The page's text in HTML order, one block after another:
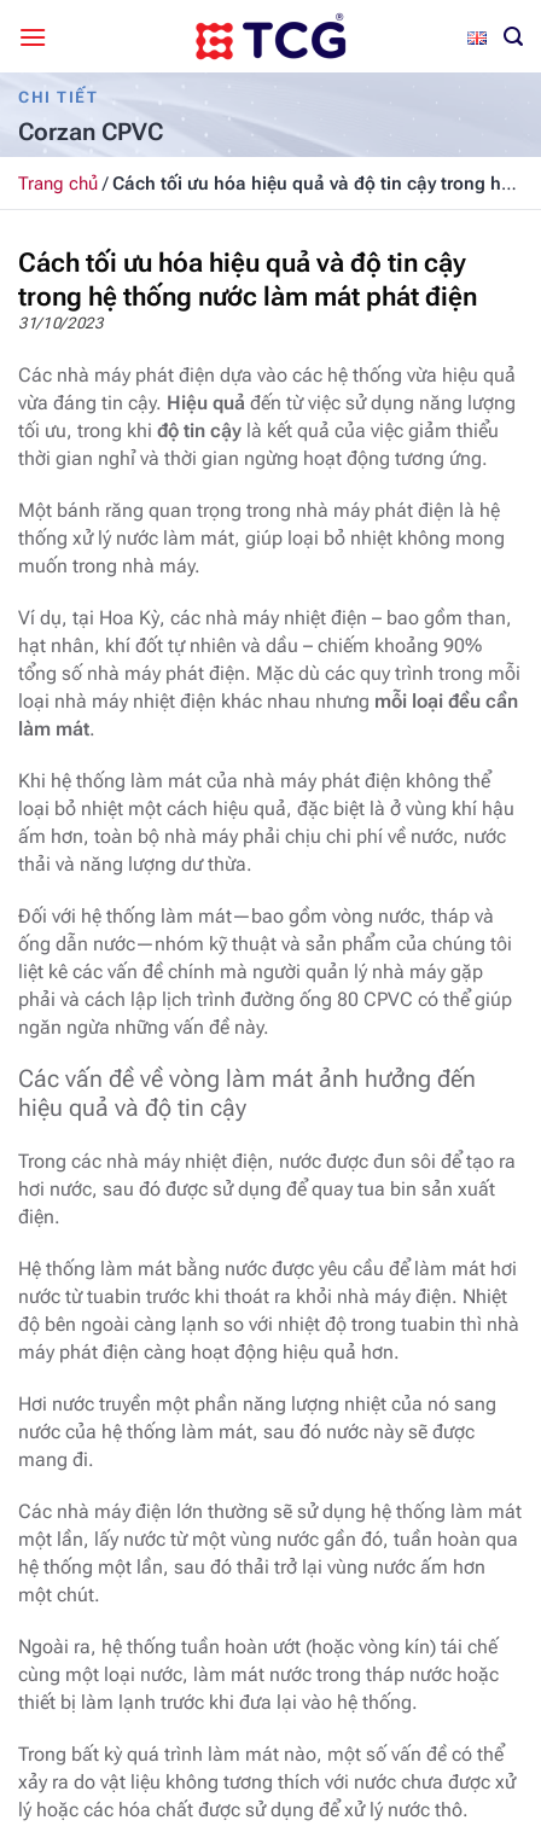
qua
nội
dungCHI TIẾT
Corzan CPVC
Trang chủ/Cách tối ưu hóa hiệu quả và độ tin cậy trong hệ
thống nước làm mát phát điện
Cách tối ưu hóa hiệu quả và độ tin cậy
trong hệ thống nước làm mát phát điện
31/10/2023
Các nhà máy phát điện dựa vào các hệ thống vừa hiệu quả
vừa đáng tin cậy. Hiệu quả đến từ việc sử dụng năng lượng
tối ưu, trong khi độ tin cậy là kết quả của việc giảm thiểu
thời gian nghỉ và thời gian ngừng hoạt động tương ứng.
Một bánh răng quan trọng trong nhà máy phát điện là hệ
thống xử lý nước làm mát, giúp loại bỏ nhiệt không mong
muốn trong nhà máy.
Ví dụ, tại Hoa Kỳ, các nhà máy nhiệt điện – bao gồm than,
hạt nhân, khí đốt tự nhiên và dầu – chiếm khoảng 90%
tổng số nhà máy phát điện. Mặc dù các quy trình trong mỗi
loại nhà máy nhiệt điện khác nhau nhưng mỗi loại đều cần
làm mát.
Khi hệ thống làm mát của nhà máy phát điện không thể
loại bỏ nhiệt một cách hiệu quả, đặc biệt là ở vùng khí hậu
ấm hơn, toàn bộ nhà máy phải chịu chi phí về nước, nước
thải và năng lượng dư thừa.
Đối với hệ thống làm mát—bao gồm vòng nước, tháp và
ống dẫn nước—nhóm kỹ thuật và sản phẩm của chúng tôi
liệt kê các vấn đề chính mà người quản lý nhà máy gặp
phải và cách lập lịch trình đường ống 80 CPVC có thể giúp
ngăn ngừa những vấn đề này.
Các vấn đề về vòng làm mát ảnh hưởng đến
hiệu quả và độ tin cậy
Trong các nhà máy nhiệt điện, nước được đun sôi để tạo ra
hơi nước, sau đó được sử dụng để quay tua bin sản xuất
điện.
Hệ thống làm mát bằng nước được yêu cầu để làm mát hơi
nước từ tuabin trước khi thoát ra khỏi nhà máy điện. Nhiệt
độ bên ngoài càng lạnh so với nhiệt độ trong tuabin thì nhà
máy phát điện càng hoạt động hiệu quả hơn.
Hơi nước truyền một phần năng lượng nhiệt của nó sang
nước của hệ thống làm mát, sau đó nước này sẽ được
mang đi.
Các nhà máy điện lớn thường sẽ sử dụng hệ thống làm mát
một lần, lấy nước từ một vùng nước gần đó, tuần hoàn qua
hệ thống một lần, sau đó thải trở lại vùng nước ấm hơn
một chút.
Ngoài ra, hệ thống tuần hoàn ướt (hoặc vòng kín) tái chế
cùng một loại nước, làm mát nước trong tháp nước hoặc
thiết bị làm lạnh trước khi đưa lại vào hệ thống.
Trong bất kỳ quá trình làm mát nào, một số vấn đề có thể
xảy ra do vật liệu không tương thích với nước chưa được xử
lý hoặc các hóa chất được sử dụng để xử lý nước thô.